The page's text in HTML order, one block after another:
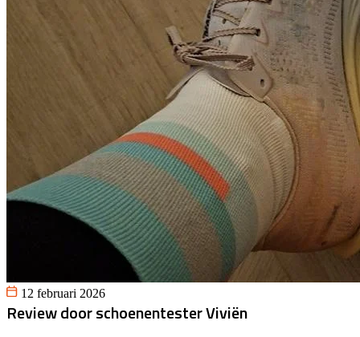
12 februari 2026
Review door schoenentester Viviën